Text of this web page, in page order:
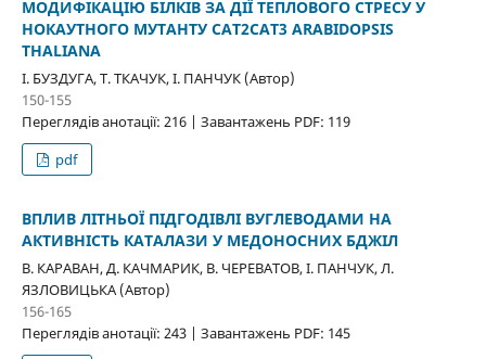
МОДИФІКАЦІЮ БІЛКІВ ЗА ДІЇ ТЕПЛОВОГО СТРЕСУ У
НОКАУТНОГО МУТАНТУ CAT2CAT3 ARABIDOPSIS
THALIANA
І. БУЗДУГА, Т. ТКАЧУК, І. ПАНЧУК (Автор)
150-155
Переглядів анотації: 216 | Завантажень PDF: 119
pdf
ВПЛИВ ЛІТНЬОЇ ПІДГОДІВЛІ ВУГЛЕВОДАМИ НА
АКТИВНІСТЬ КАТАЛАЗИ У МЕДОНОСНИХ БДЖІЛ
В. КАРАВАН, Д. КАЧМАРИК, В. ЧЕРЕВАТОВ, І. ПАНЧУК, Л.
ЯЗЛОВИЦЬКА (Автор)
156-165
Переглядів анотації: 243 | Завантажень PDF: 145